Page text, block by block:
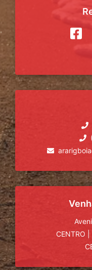
CENTRO